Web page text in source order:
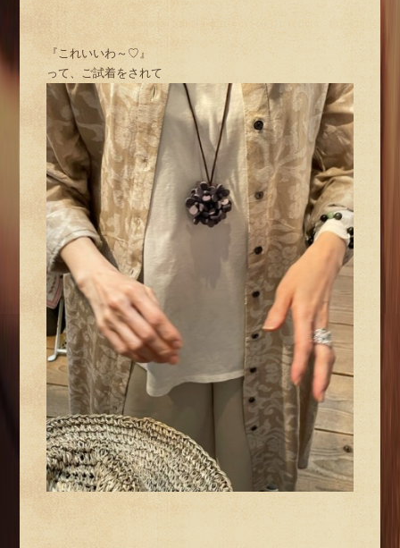
『これいいわ～♡』
って、ご試着をされて